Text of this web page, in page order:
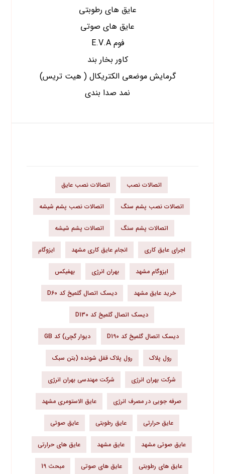
عایق های رطوبتی
عایق های صوتی
فوم E.V.A
کاور بخار بند
گرمایش موضعی الکتریکال ( هیت تریس)
نمد صدا بندی
اتصالات نصب اتصالات نصب عایق
اتصالات نصب پشم سنگ اتصالات نصب پشم شیشه
اتصالات پشم سنگ اتصالات پشم شیشه
اجرای عایق کاری انجام عایق کاری مشهد ایزوگام
ایزوگام مشهد بهران انرژی بهفیکس
خرید عایق مشهد دیسک اتصال گلمیخ کد D60
دیسک اتصال گلمیخ کد D130
دیسک اتصال گلمیخ کد D190 دیوار گچی) کد GB
رول پلاک رول پلاک قفل شونده (بتن سبک
شرکت بهران انرژی شرکت مهندسی بهران انرژی
صرفه جویی در مصرف انرژی عایق الاستومری مشهد
عایق حرارتی عایق رطوبتی عایق صوتی
عایق صوتی مشهد عایق مشهد عایق های حرارتی
عایق های رطوبتی عایق های صوتی مبحث 19